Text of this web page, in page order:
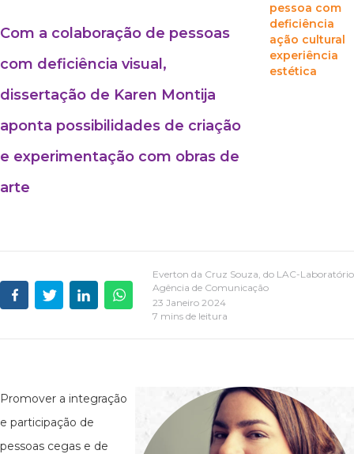
Com a colaboração de pessoas
com deficiência visual,
dissertação de Karen Montija
aponta possibilidades de criação
e experimentação com obras de
arte
pessoa com
deficiência
ação cultural
experiência
estética
Everton da Cruz Souza, do LAC-Laboratório
Agência de Comunicação
23 Janeiro 2024
7 mins de leitura
Promover a integração
e participação de
pessoas cegas e de